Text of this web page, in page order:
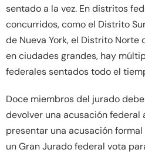
sentado a la vez. En distritos
concurridos, como el Distrito
de Nueva York, el Distrito
en ciudades grandes, hay
federales sentados todo el
Doce miembros del jurado
devolver una acusación federal
presentar una acusación
un Gran Jurado federal vota